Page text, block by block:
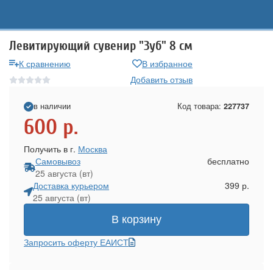
Левитирующий сувенир "Зуб" 8 см
К сравнению
В избранное
Добавить отзыв
в наличии Код товара: 227737
600 р.
Получить в г. Москва
Самовывоз
25 августа (вт)
бесплатно
Доставка курьером
25 августа (вт)
399 р.
В корзину
Запросить оферту ЕАИСТ